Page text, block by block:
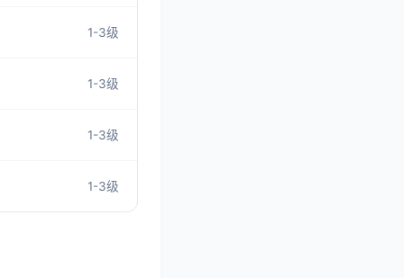
1-3级
1-3级
1-3级
1-3级